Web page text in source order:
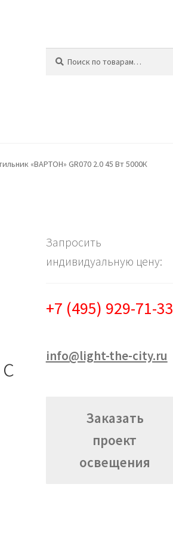
«ВАРТОН» GR070 2.0 45 Вт 5000К
Запросить
индивидуальную цену:
+7 (495) 929-71-33
info@light-the-city.ru
Заказать
проект
освещения